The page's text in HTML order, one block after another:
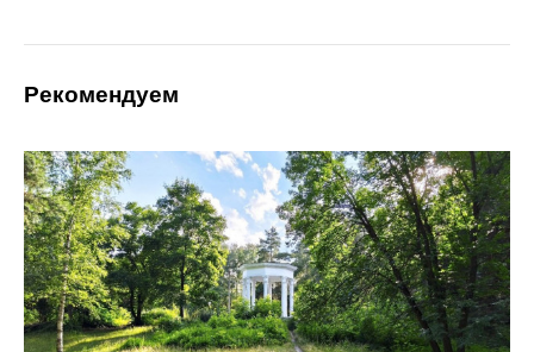
Рекомендуем